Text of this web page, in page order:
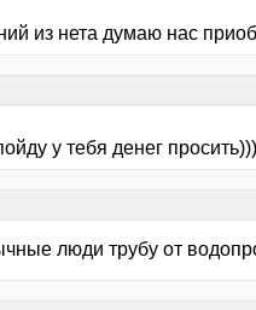
из нета думаю нас
у тебя денег просить)))
люди трубу от